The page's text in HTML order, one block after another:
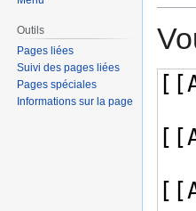
Outils
Pages liées
Suivi des pages liées
Pages spéciales
Informations sur la page